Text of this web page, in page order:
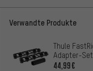
Verwandte Produkte
Thule
Adapter-Set
44,99€